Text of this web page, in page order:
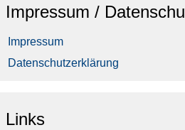
Impressum /
Impressum
Datenschutzerklärung
Links